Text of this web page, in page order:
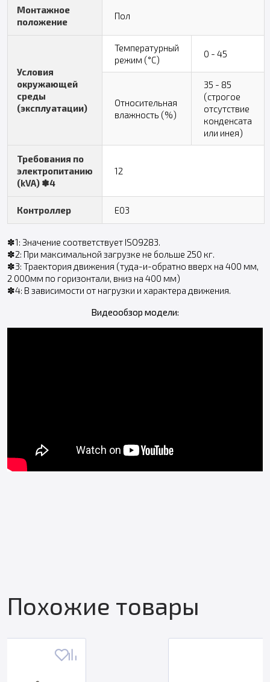
Монтажное
положение
Пол
Условия
окружающей
среды
(эксплуатации)
Температурный
режим (°C)
0 - 45
Относительная
влажность (%)
35 - 85
(строгое
отсутствие
конденсата
или инея)
Требования по
электропитанию
(kVA) ✽4
12
Контроллер E03
✽1: Значение соответствует ISO9283.
✽2: При максимальной загрузке не больше 250 кг.
✽3: Траектория движения (туда-и-обратно вверх на 400 мм,
2 000мм по горизонтали, вниз на 400 мм)
✽4: В зависимости от нагрузки и характера движения.
Видеообзор модели:
Похожие товары